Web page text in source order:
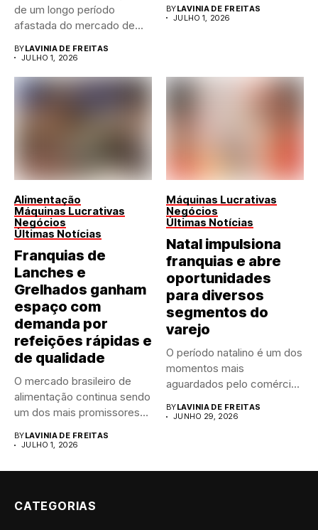
de um longo período
afastada do mercado de...
BYLAVINIA DE FREITAS
JULHO 1, 2026
BYLAVINIA DE FREITAS
JULHO 1, 2026
Alimentação
Máquinas Lucrativas
Negócios
Últimas Notícias
Franquias de
Lanches e
Grelhados ganham
espaço com
demanda por
refeições rápidas e
de qualidade
O mercado brasileiro de
alimentação continua sendo
um dos mais promissores
BYLAVINIA DE FREITAS
JULHO 1, 2026
Máquinas Lucrativas
Negócios
Últimas Notícias
Natal impulsiona
franquias e abre
oportunidades
para diversos
segmentos do
varejo
O período natalino é um dos
momentos mais
aguardados pelo comércio
BYLAVINIA DE FREITAS
JUNHO 29, 2026
CATEGORIAS